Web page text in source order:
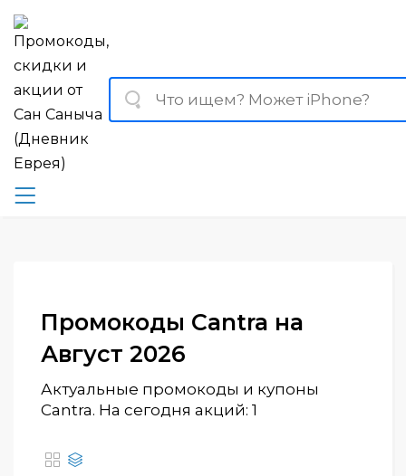
Промокоды Cantra на
Август 2026
Актуальные промокоды и купоны
Cantra. На сегодня акций: 1